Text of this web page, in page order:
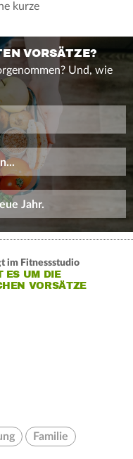
kurze
VORSÄTZE?
Und, wie
Jahr.
im Fitnessstudio
ES UM DIE
VORSÄTZE
Familie